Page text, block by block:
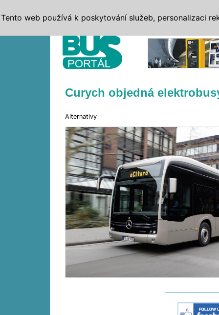
Curych objedná
Alternativy
Tento web používá k poskytování služeb, personalizaci